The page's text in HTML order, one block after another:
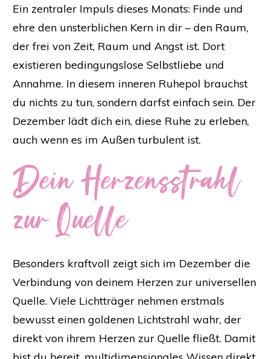
Ein zentraler Impuls dieses Monats: Finde und
ehre den unsterblichen Kern in dir – den Raum,
der frei von Zeit, Raum und Angst ist. Dort
existieren bedingungslose Selbstliebe und
Annahme. In diesem inneren Ruhepol brauchst
du nichts zu tun, sondern darfst einfach sein. Der
Dezember lädt dich ein, diese Ruhe zu erleben,
auch wenn es im Außen turbulent ist.
Dein Herzensstrahl
zur Quelle
Besonders kraftvoll zeigt sich im Dezember die
Verbindung von deinem Herzen zur universellen
Quelle. Viele Lichtträger nehmen erstmals
bewusst einen goldenen Lichtstrahl wahr, der
direkt von ihrem Herzen zur Quelle fließt. Damit